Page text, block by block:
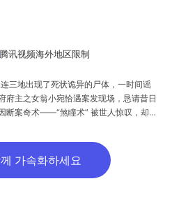
腾讯视频海外地区限制
三地出现了死状诡异的尸体，一时间谣
府主之女翁小宛恰遇案发现场，恳请昔日
断案奇术——“煞瞳术” 被世人惊叹，却
因都是非正常手段，显然有违常理，为了
宛的请求。追查中，宋慈遭到“幕府”府
所有的事情隐约都与20年前的离奇事件
가속화하세요